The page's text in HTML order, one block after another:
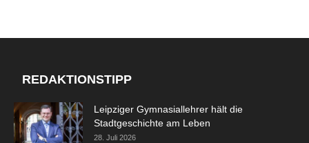
REDAKTIONSTIPP
Leipziger Gymnasiallehrer hält die
Stadtgeschichte am Leben
28. Juli 2026